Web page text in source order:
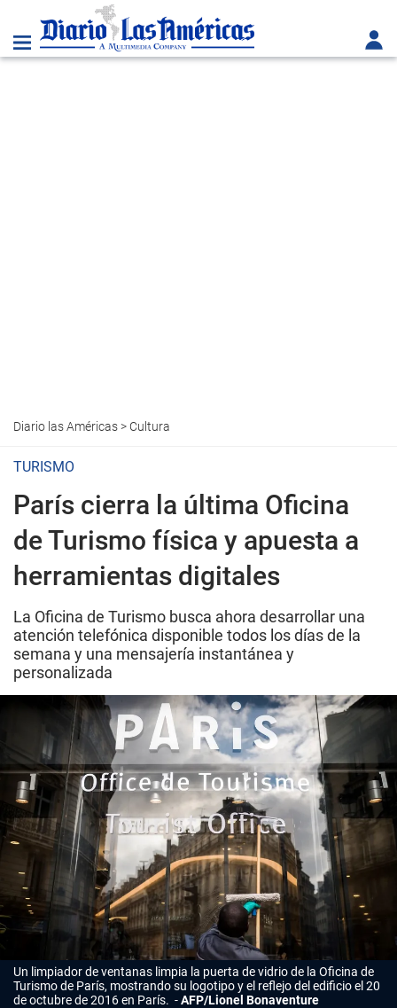
Diario las Américas> Cultura
TURISMO
París cierra la última Oficina
de Turismo física y apuesta a
herramientas digitales
La Oficina de Turismo busca ahora desarrollar una
atención telefónica disponible todos los días de la
semana y una mensajería instantánea y
personalizada
Un limpiador de ventanas limpia la puerta de vidrio de la Oficina de
Turismo de París, mostrando su logotipo y el reflejo del edificio el 20
de octubre de 2016 en París.
AFP/Lionel Bonaventure